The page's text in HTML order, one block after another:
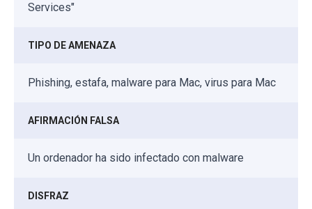
Services"
TIPO DE AMENAZA
Phishing, estafa, malware para Mac, virus para Mac
AFIRMACIÓN FALSA
Un ordenador ha sido infectado con malware
DISFRAZ